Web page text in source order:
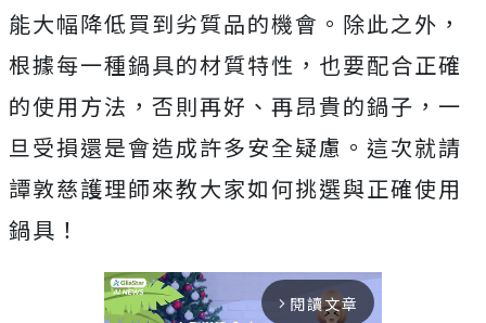
能大幅降低買到劣質品的機會。除此之外，
根據每一種鍋具的材質特性，也要配合正確
的使用方法，否則再好、再昂貴的鍋子，一
旦受損還是會造成許多安全疑慮。這次就請
譚敦慈護理師來教大家如何挑選與正確使用
鍋具！
arrow_forward_ios 閱讀文章